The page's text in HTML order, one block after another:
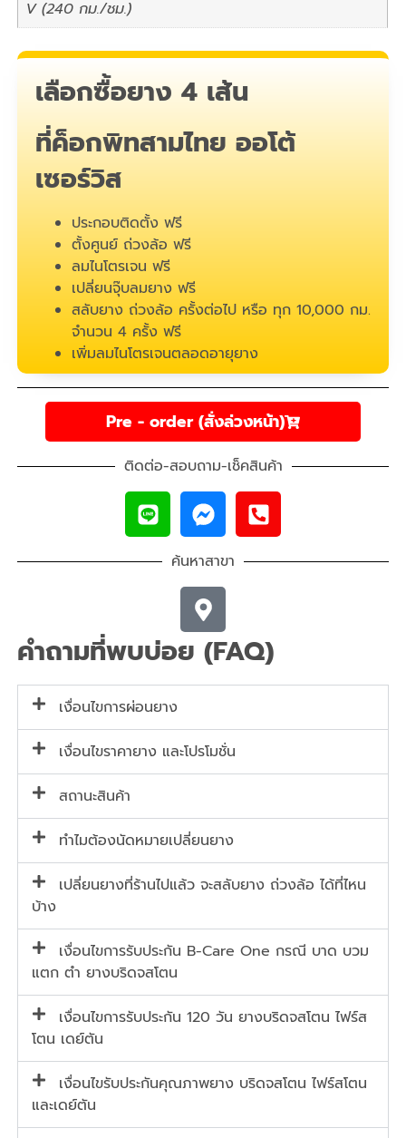
V (240 กม./ชม.)
เลือกซื้อยาง 4 เส้น
ที่ค็อกพิทสามไทย ออโต้
เซอร์วิส
ประกอบติดตั้ง ฟรี
ตั้งศูนย์ ถ่วงล้อ ฟรี
ลมไนโตรเจน ฟรี
เปลี่ยนจุ๊บลมยาง ฟรี
สลับยาง ถ่วงล้อ ครั้งต่อไป หรือ ทุก 10,000 กม.
จำนวน 4 ครั้ง ฟรี
เพิ่มลมไนโตรเจนตลอดอายุยาง
Pre - order (สั่งล่วงหน้า)
ติดต่อ-สอบถาม-เช็คสินค้า
ค้นหาสาขา
คำถามที่พบบ่อย (FAQ)
เงื่อนไขการผ่อนยาง
เงื่อนไขราคายาง และโปรโมชั่น
สถานะสินค้า
ทำไมต้องนัดหมายเปลี่ยนยาง
เปลี่ยนยางที่ร้านไปแล้ว จะสลับยาง ถ่วงล้อ ได้ที่ไหน
บ้าง
เงื่อนไขการรับประกัน B-Care One กรณี บาด บวม
แตก ตำ ยางบริดจสโตน
เงื่อนไขการรับประกัน 120 วัน ยางบริดจสโตน ไฟร์ส
โตน เดย์ตัน
เงื่อนไขรับประกันคุณภาพยาง บริดจสโตน ไฟร์สโตน
และเดย์ตัน